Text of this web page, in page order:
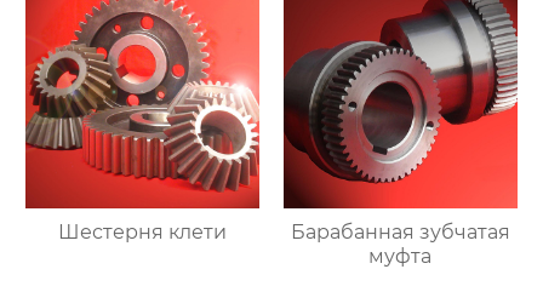
Шестерня клети
Барабанная зубчатая
муфта